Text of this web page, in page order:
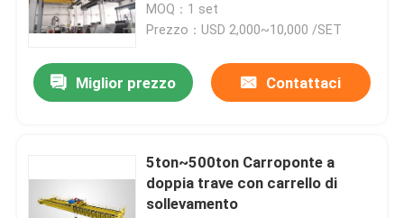
MOQ：1 set
Prezzo：USD 2,000~10,000 /SET
Miglior prezzo Contattaci
5ton~500ton Carroponte a
doppia trave con carrello di
sollevamento